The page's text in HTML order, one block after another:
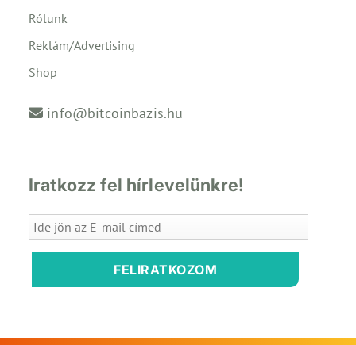
Rólunk
Reklám/Advertising
Shop
info@bitcoinbazis.hu
Iratkozz fel hírlevelünkre!
FELIRATKOZOM